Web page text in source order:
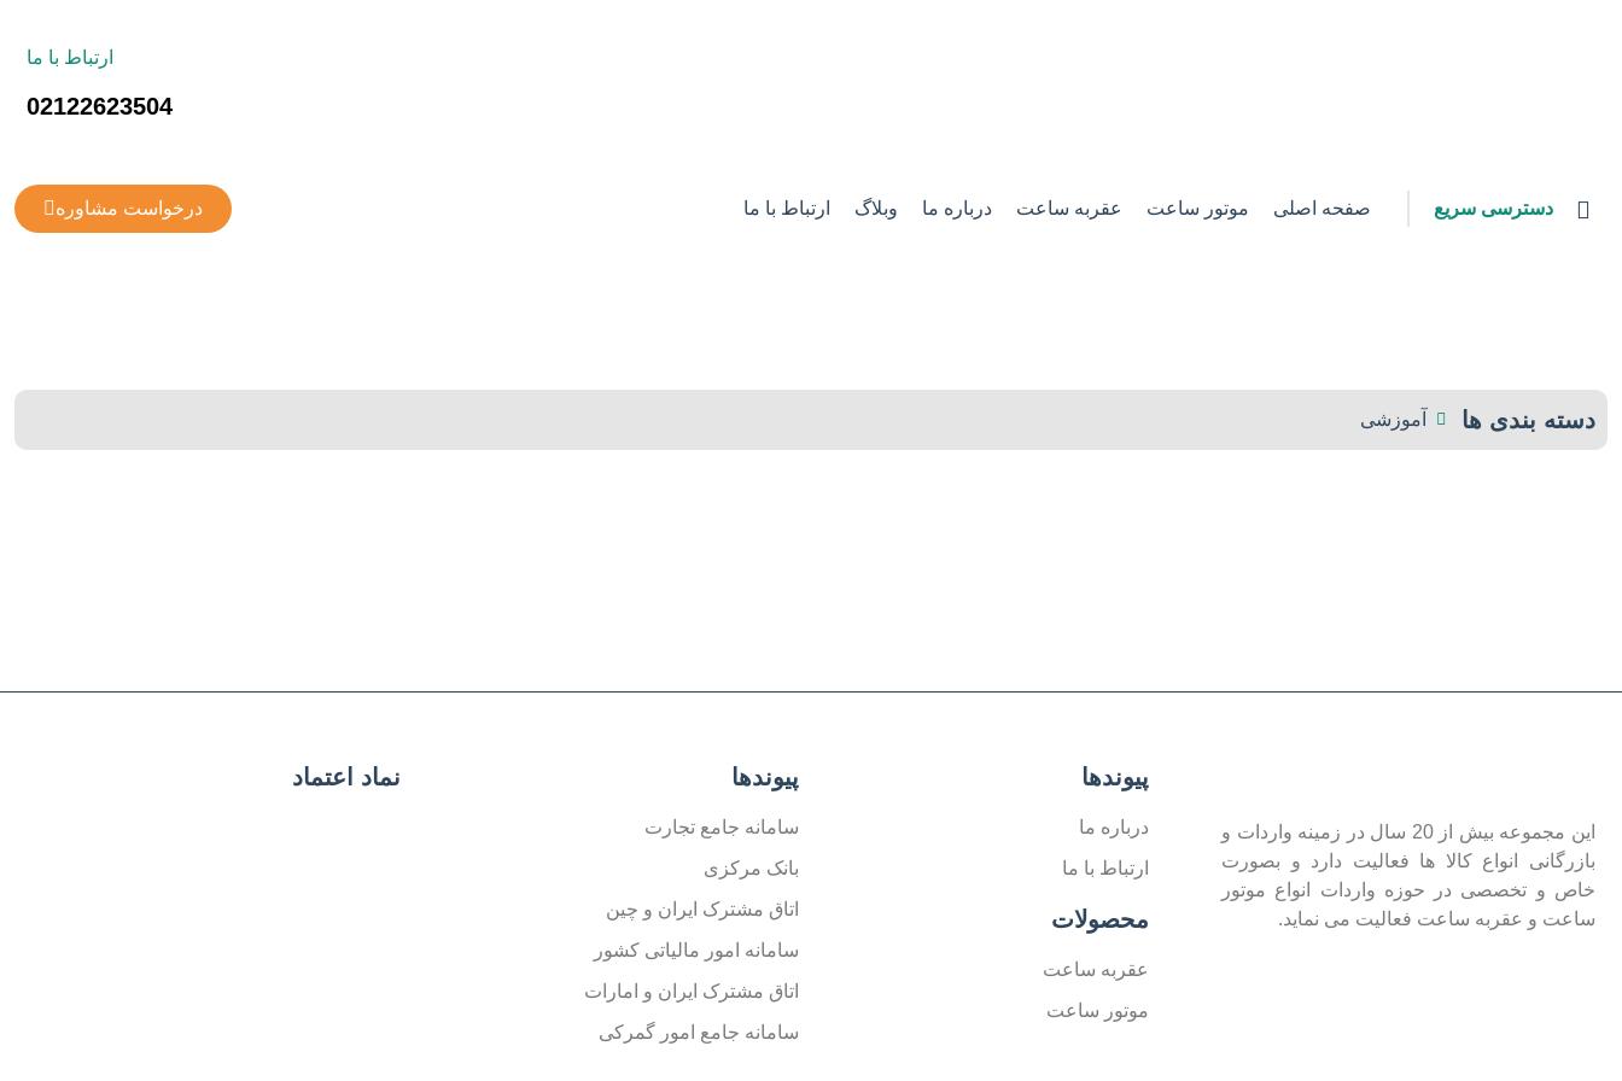
ارتباط با ما
02122623504
دسترسی سریع صفحه اصلی موتور ساعت عقربه ساعت درباره ما وبلاگ ارتباط با ما درخواست مشاوره
دسته بندی ها آموزشی
این مجموعه بیش از 20 سال در زمینه واردات و
بازرگانی انواع کالا ها فعالیت دارد و بصورت
خاص و تخصصی در حوزه واردات انواع موتور
ساعت و عقربه ساعت فعالیت می نماید.
پیوندها
درباره ما
ارتباط با ما
محصولات
عقربه ساعت
موتور ساعت
پیوندها
سامانه جامع تجارت
بانک مرکزی
اتاق مشترک ایران و چین
سامانه امور مالیاتی کشور
اتاق مشترک ایران و امارات
سامانه جامع امور گمرکی
نماد اعتماد